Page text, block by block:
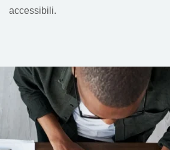
accessibili.